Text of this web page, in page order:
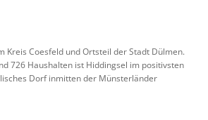
Kreis Coesfeld und Ortsteil der Stadt Dülmen.
726 Haushalten ist Hiddingsel im positivsten
Dorf inmitten der Münsterländer